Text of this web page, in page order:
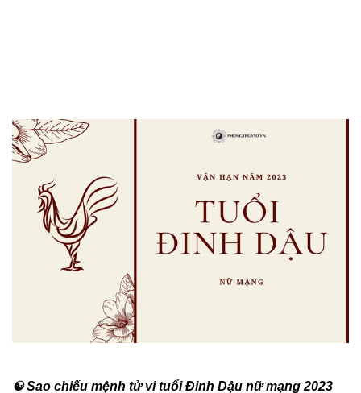
☯ Sao chiếu mệnh tử vi tuổi Đinh Dậu nữ mạng 2023